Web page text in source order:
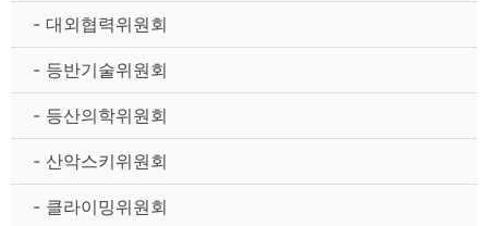
- 대외협력위원회
- 등반기술위원회
- 등산의학위원회
- 산악스키위원회
- 클라이밍위원회